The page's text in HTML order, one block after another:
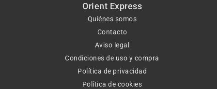
Orient Express
Quiénes somos
Contacto
Aviso legal
Condiciones de uso y compra
Política de privacidad
Política de cookies